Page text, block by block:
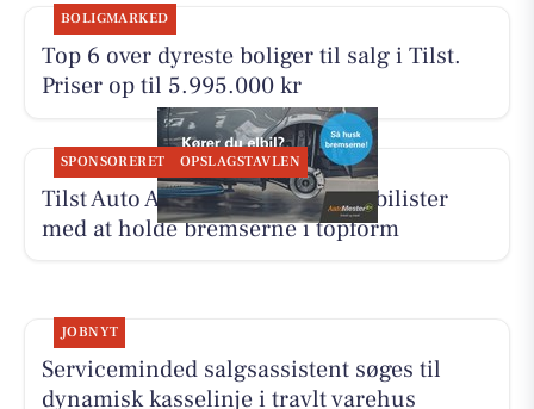
BOLIGMARKED
Top 6 over dyreste boliger til salg i Tilst.
Priser op til 5.995.000 kr
SPONSORERET OPSLAGSTAVLEN
Tilst Auto Aarhus ApS hjælper elbilister
med at holde bremserne i topform
JOBNYT
Serviceminded salgsassistent søges til
dynamisk kasselinje i travlt varehus